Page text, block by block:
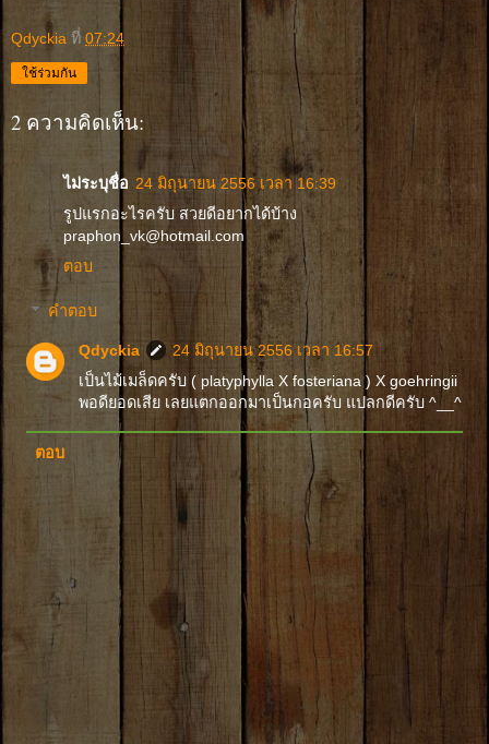
Qdyckia ที่ 07:24
ใช้ร่วมกัน
2 ความคิดเห็น:
ไม่ระบุชื่อ 24 มิถุนายน 2556 เวลา 16:39
รูปแรกอะไรครับ สวยดีอยากได้บ้าง
praphon_vk@hotmail.com
ตอบ
คำตอบ
Qdyckia
24 มิถุนายน 2556 เวลา 16:57
เป็นไม้เมล็ดครับ ( platyphylla X fosteriana ) X goehringii
พอดียอดเสีย เลยแตกออกมาเป็นกอครับ แปลกดีครับ ^__^
ตอบ